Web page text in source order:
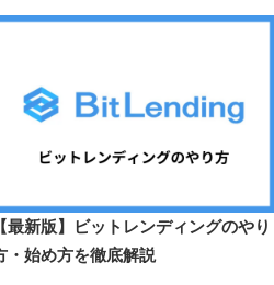
【最新版】ビットレンディングのやり
・始め方を徹底解説